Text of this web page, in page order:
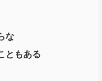
な
ともある